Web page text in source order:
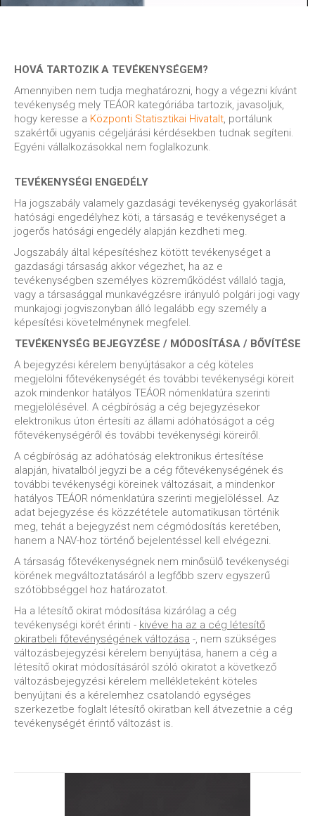
HOVÁ TARTOZIK A TEVÉKENYSÉGEM?
Amennyiben nem tudja meghatározni, hogy a végezni kívánt
tevékenység mely TEÁOR kategóriába tartozik, javasoljuk,
hogy keresse a Központi Statisztikai Hivatalt , portálunk
szakértői ugyanis cégeljárási kérdésekben tudnak segíteni.
Egyéni vállalkozásokkal nem foglalkozunk.
TEVÉKENYSÉGI ENGEDÉLY
Ha jogszabály valamely gazdasági tevékenység gyakorlását
hatósági engedélyhez köti, a társaság e tevékenységet a
jogerős hatósági engedély alapján kezdheti meg.
Jogszabály által képesítéshez kötött tevékenységet a
gazdasági társaság akkor végezhet, ha az e
tevékenységben személyes közreműködést vállaló tagja,
vagy a társasággal munkavégzésre irányuló polgári jogi vagy
munkajogi jogviszonyban álló legalább egy személy a
képesítési követelménynek megfelel.
TEVÉKENYSÉG BEJEGYZÉSE / MÓDOSÍTÁSA / BŐVÍTÉSE
A bejegyzési kérelem benyújtásakor a cég köteles
megjelölni főtevékenységét és további tevékenységi köreit
azok mindenkor hatályos TEÁOR nómenklatúra szerinti
megjelölésével. A cégbíróság a cég bejegyzésekor
elektronikus úton értesíti az állami adóhatóságot a cég
főtevékenységéről és további tevékenységi köreiről.
A cégbíróság az adóhatóság elektronikus értesítése
alapján, hivatalból jegyzi be a cég főtevékenységének és
további tevékenységi köreinek változásait, a mindenkor
hatályos TEÁOR nómenklatúra szerinti megjelöléssel. Az
adat bejegyzése és közzététele automatikusan történik
meg, tehát a bejegyzést nem cégmódosítás keretében,
hanem a NAV-hoz történő bejelentéssel kell elvégezni.
A társaság főtevékenységnek nem minősülő tevékenységi
körének megváltoztatásáról a legfőbb szerv egyszerű
szótöbbséggel hoz határozatot.
Ha a létesítő okirat módosítása kizárólag a cég
tevékenységi körét érinti - kivéve ha az a cég létesítő
okiratbeli főtevénységének változása -, nem szükséges
változásbejegyzési kérelem benyújtása, hanem a cég a
létesítő okirat módosításáról szóló okiratot a következő
változásbejegyzési kérelem mellékleteként köteles
benyújtani és a kérelemhez csatolandó egységes
szerkezetbe foglalt létesítő okiratban kell átvezetnie a cég
tevékenységét érintő változást is.